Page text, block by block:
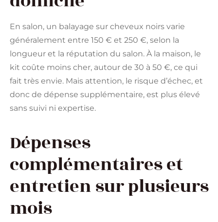
En salon, un balayage sur cheveux noirs varie
généralement entre 150 € et 250 €, selon la
longueur et la réputation du salon. À la maison, le
kit coûte moins cher, autour de 30 à 50 €, ce qui
fait très envie. Mais attention, le risque d’échec, et
donc de dépense supplémentaire, est plus élevé
sans suivi ni expertise.
Dépenses
complémentaires et
entretien sur plusieurs
mois